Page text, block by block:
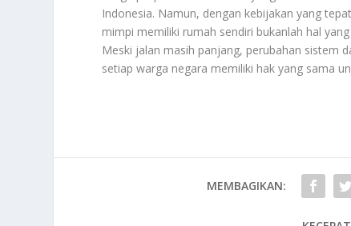
Indonesia. Namun, dengan kebijakan yang
mimpi memiliki rumah sendiri bukanlah hal
Meski jalan masih panjang, perubahan sistem
setiap warga negara memiliki hak yang sama
MEMBAGIKAN: